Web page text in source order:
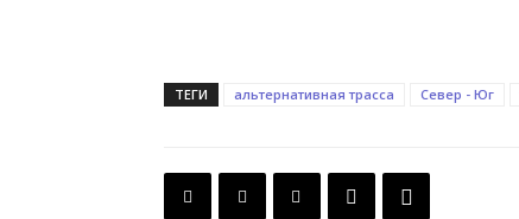
ТЕГИ альтернативная трасса Север - Юг